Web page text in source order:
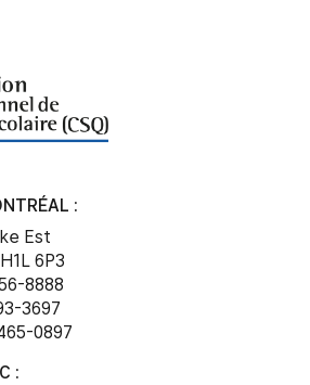
:
Est
6P3
8888
3697
0897
: